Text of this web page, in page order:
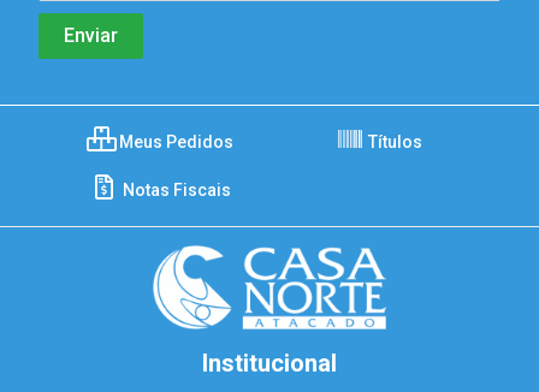
Meus Pedidos Títulos
Notas Fiscais
Institucional